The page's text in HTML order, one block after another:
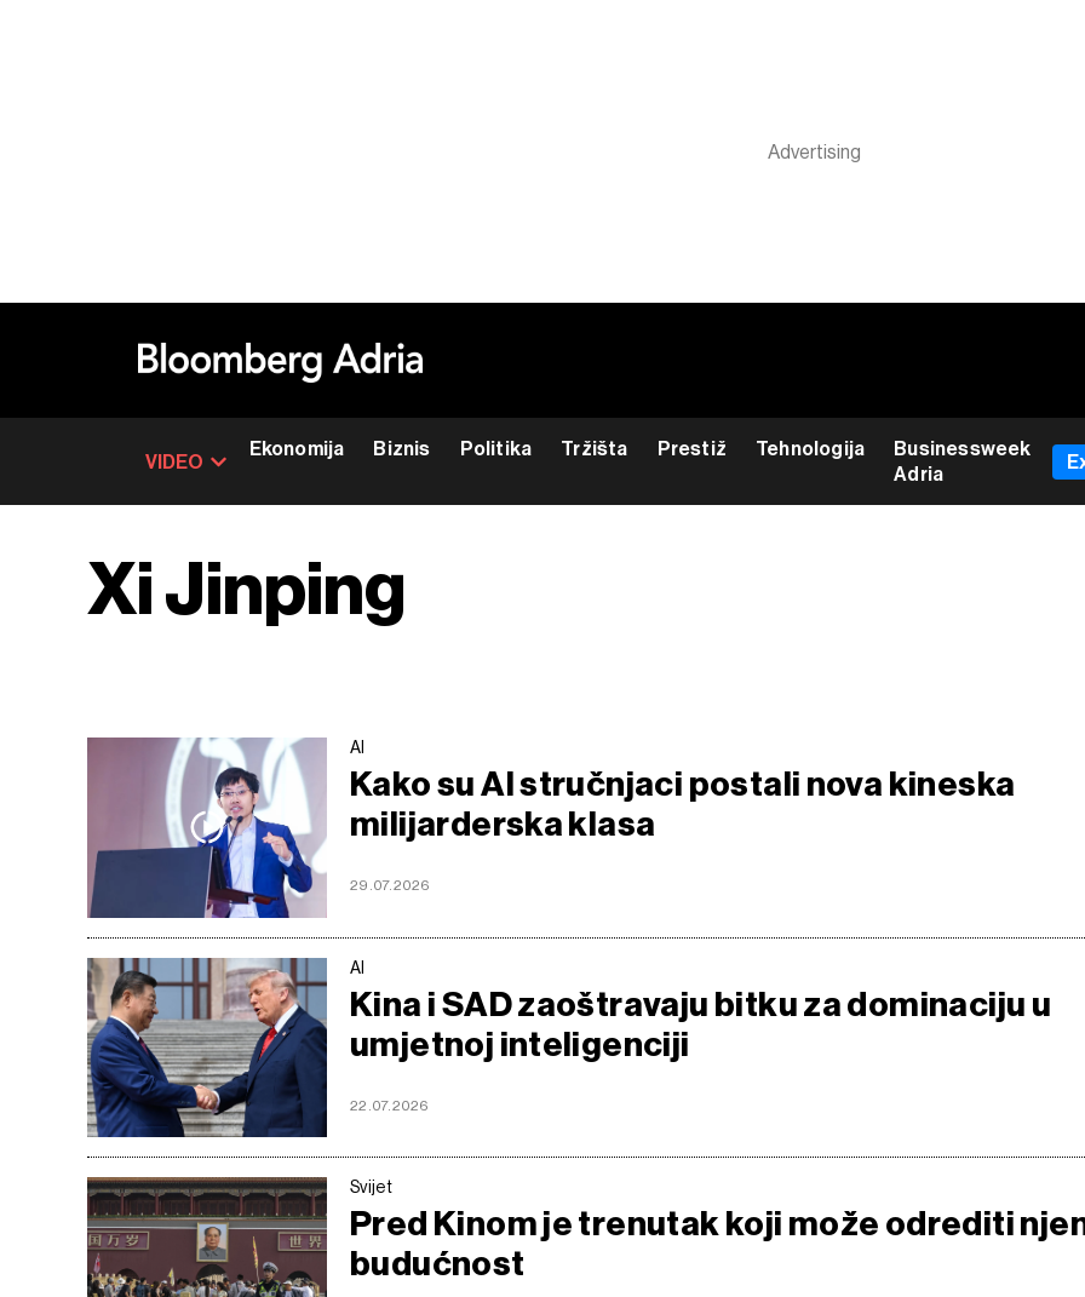
VIDEO
Ekonomija Biznis Politika Tržišta Prestiž Tehnologija
Businessweek
Adria
Xi Jinping
AI
Kako su AI stručnjaci postali nova kineska
milijarderska klasa
29.07.2026
AI
Kina i SAD zaoštravaju bitku za dominaciju u
umjetnoj inteligenciji
22.07.2026
Svijet
Pred Kinom je trenutak koji može odrediti
budućnost